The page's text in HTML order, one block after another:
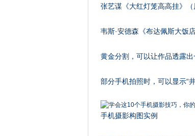
张艺谋《大红灯笼高高挂》（
韦斯·安德森《布达佩斯大饭
黄金分割，可以让作品透露出
部分手机拍照时，可以显示“
手机摄影构图实例